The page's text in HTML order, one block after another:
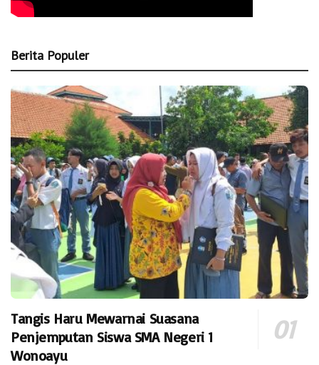
Berita Populer
Tangis Haru Mewarnai Suasana
Penjemputan Siswa SMA Negeri 1
Wonoayu